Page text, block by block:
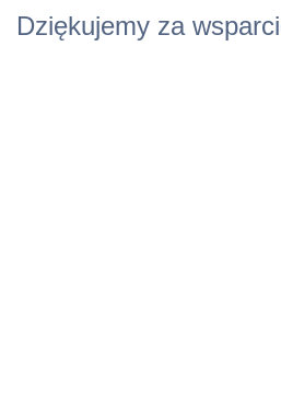
Dziękujemy za